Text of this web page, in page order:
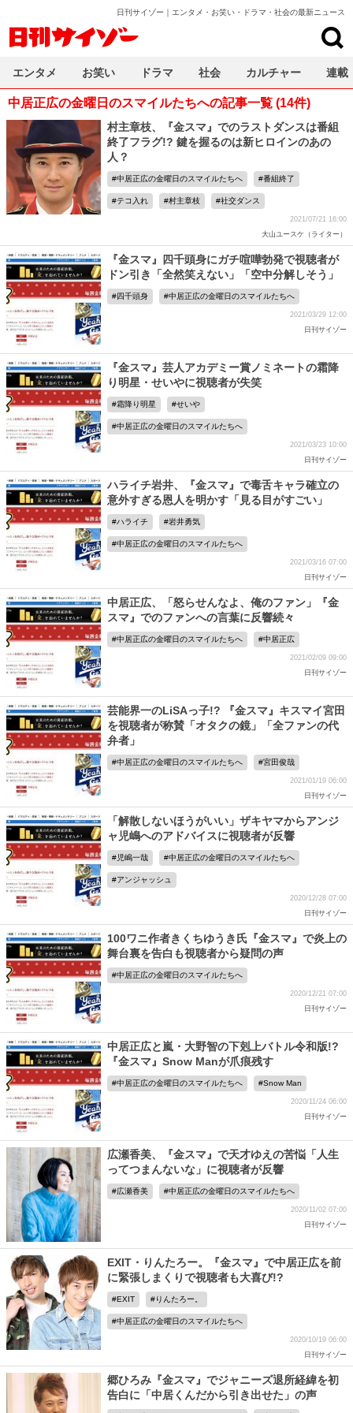
日刊サイゾー｜エンタメ・お笑い・ドラマ・社会の最新ニュース
中居正広の金曜日のスマイルたちへの記事一覧 (14件)
村主章枝、『金スマ』でのラストダンスは番組
終了フラグ!? 鍵を握るのは新ヒロインのあの
人？
中居正広の金曜日のスマイルたちへ 番組終了
テコ入れ 村主章枝 社交ダンス
2021/07/21 16:00
大山ユースケ（ライター）
『金スマ』四千頭身にガチ喧嘩勃発で視聴者が
ドン引き「全然笑えない」「空中分解しそう」
四千頭身 中居正広の金曜日のスマイルたちへ
2021/03/29 12:00
日刊サイゾー
『金スマ』芸人アカデミー賞ノミネートの霜降
り明星・せいやに視聴者が失笑
霜降り明星 せいや
中居正広の金曜日のスマイルたちへ
2021/03/23 10:00
日刊サイゾー
ハライチ岩井、『金スマ』で毒舌キャラ確立の
意外すぎる恩人を明かす「見る目がすごい」
ハライチ 岩井勇気
中居正広の金曜日のスマイルたちへ
2021/03/16 07:00
日刊サイゾー
中居正広、「怒らせんなよ、俺のファン」『金
スマ』でのファンへの言葉に反響続々
中居正広の金曜日のスマイルたちへ 中居正広
2021/02/09 09:00
日刊サイゾー
芸能界一のLiSAっ子!? 『金スマ』キスマイ宮田
を視聴者が称賛「オタクの鏡」「全ファンの代
弁者」
中居正広の金曜日のスマイルたちへ 宮田俊哉
2021/01/19 06:00
日刊サイゾー
「解散しないほうがいい」ザキヤマからアンジ
ャ児嶋へのアドバイスに視聴者が反響
児嶋一哉 中居正広の金曜日のスマイルたちへ
アンジャッシュ
2020/12/28 07:00
日刊サイゾー
100ワニ作者きくちゆうき氏『金スマ』で炎上の
舞台裏を告白も視聴者から疑問の声
中居正広の金曜日のスマイルたちへ
2020/12/21 07:00
日刊サイゾー
中居正広と嵐・大野智の下剋上バトル令和版!?
『金スマ』Snow Manが爪痕残す
中居正広の金曜日のスマイルたちへ Snow Man
2020/11/24 06:00
日刊サイゾー
広瀬香美、『金スマ』で天才ゆえの苦悩「人生
ってつまんないな」に視聴者が反響
広瀬香美 中居正広の金曜日のスマイルたちへ
2020/11/02 07:00
日刊サイゾー
EXIT・りんたろー。『金スマ』で中居正広を前
に緊張しまくりで視聴者も大喜び!?
EXIT りんたろー。
中居正広の金曜日のスマイルたちへ
2020/10/19 06:00
日刊サイゾー
郷ひろみ『金スマ』でジャニーズ退所経緯を初
告白に「中居くんだから引き出せた」の声
エンタメ お笑い ドラマ 社会 カルチャー 連載